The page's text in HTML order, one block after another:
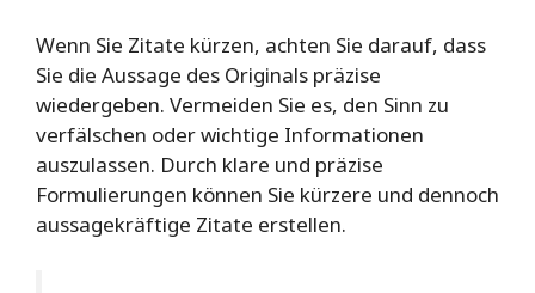
Wenn Sie Zitate kürzen, achten Sie darauf, dass
Sie die Aussage des Originals präzise
wiedergeben. Vermeiden Sie es, den Sinn zu
verfälschen oder wichtige Informationen
auszulassen. Durch klare und präzise
Formulierungen können Sie kürzere und dennoch
aussagekräftige Zitate erstellen.